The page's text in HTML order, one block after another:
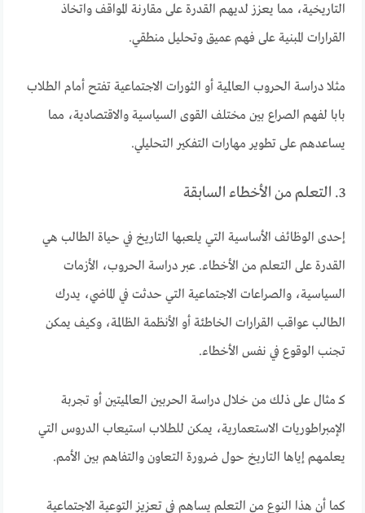
التاريخية، مما يعزز لديهم القدرة على مقارنة المواقف واتخاذ
القرارات المبنية على فهم عميق وتحليل منطقي.
مثلا دراسة الحروب العالمية أو الثورات الاجتماعية تفتح أمام الطلاب
بابا لفهم الصراع بين مختلف القوى السياسية والاقتصادية، مما
يساعدهم على تطوير مهارات التفكير التحليلي.
3. التعلم من الأخطاء السابقة
إحدى الوظائف الأساسية التي يلعبها التاريخ في حياة الطالب هي
القدرة على التعلم من الأخطاء. عبر دراسة الحروب، الأزمات
السياسية، والصراعات الاجتماعية التي حدثت في الماضي، يدرك
الطالب عواقب القرارات الخاطئة أو الأنظمة الظالمة، وكيف يمكن
تجنب الوقوع في نفس الأخطاء.
كـ مثال على ذلك من خلال دراسة الحربين العالميتين أو تجربة
الإمبراطوريات الاستعمارية، يمكن للطلاب استيعاب الدروس التي
يعلمهم إياها التاريخ حول ضرورة التعاون والتفاهم بين الأمم.
كما أن هذا النوع من التعلم يساهم في تعزيز التوعية الاجتماعية